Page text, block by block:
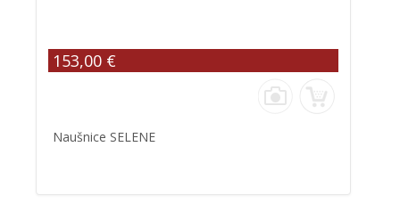
153,00 €
Naušnice SELENE